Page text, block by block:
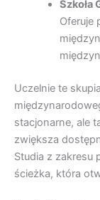
Szkoła
Oferuje
Uczelnie te
stacjonarne, ale
zwiększa
Studia z zakresu
ścieżka, która